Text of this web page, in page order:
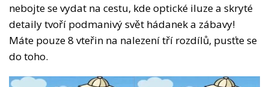
nebojte se vydat na cestu, kde optické iluze a skryté
detaily tvoří podmanivý svět hádanek a zábavy!
Máte pouze 8 vteřin na nalezení tří rozdílů, pusťte se
do toho.